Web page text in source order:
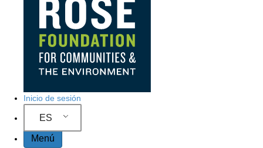
Inicio de sesión
ES
Menú